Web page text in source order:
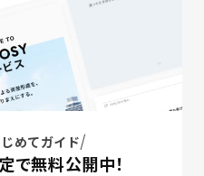
めてガイド
で無料公開中！